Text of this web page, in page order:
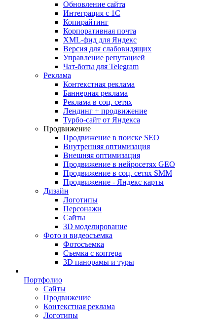
Обновление сайта
Интеграция с 1С
Копирайтинг
Корпоративная почта
XML-фид для Яндекс
Версия для слабовидящих
Управление репутацией
Чат-боты для Telegram
Реклама
Контекстная реклама
Баннерная реклама
Реклама в соц. сетях
Лендинг + продвижение
Турбо-сайт от Яндекса
Продвижение
Продвижение в поиске SEO
Внутренняя оптимизация
Внешняя оптимизация
Продвижение в нейросетях GEO
Продвижение в соц. сетях SMM
Продвижение - Яндекс карты
Дизайн
Логотипы
Персонажи
Сайты
3D моделирование
Фото и видеосъемка
Фотосъемка
Съемка с коптера
3D панорамы и туры
Портфолио
Сайты
Продвижение
Контекстная реклама
Логотипы